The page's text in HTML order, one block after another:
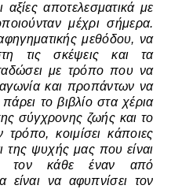
αποτελεσματικά με
μέχρι σήμερα.
μεθόδου, να
τις σκέψεις και τα
με τρόπο που να
αγωνία και προπάντων να
το βιβλίο στα χέρια
σύγχρονης ζωής και το
κοιμίσει κάποιες
της ψυχής μας που είναι
τον κάθε έναν από
είναι να αφυπνίσει τον